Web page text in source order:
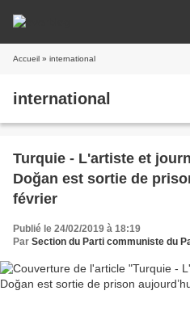
Accueil » international
international
Turquie - L'artiste et
Doğan est sortie de
février
Publié le 24/02/2019 à 18:19
Par Section du Parti communiste du